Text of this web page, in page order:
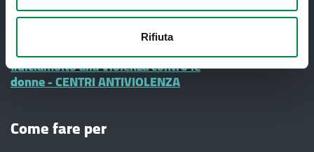
Rifiuta
Informazione e Comunicazione
#diciamoNo alla Violenza contro le
donne - CENTRI ANTIVIOLENZA
Come fare per